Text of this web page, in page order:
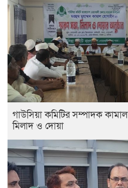
গাউসিয়া কমিটির সম্পাদক
মিলাদ ও দোয়া